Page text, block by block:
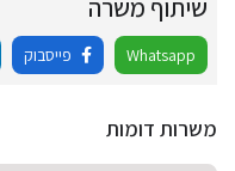
שיתוף משרה
Whatsapp פייסבוק
משרות דומות